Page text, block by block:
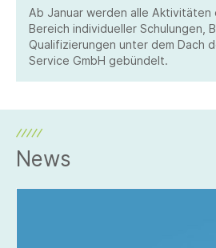
Ab Januar werden alle Aktivitäten
Bereich individueller Schulungen,
Qualifizierungen unter dem Dach
Service GmbH gebündelt.
News